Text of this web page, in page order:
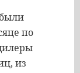
были
по
, из